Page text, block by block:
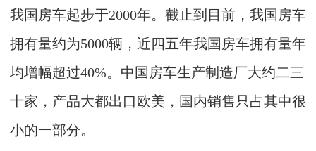
我国房车起步于2000年。截止到目前，我国房车
拥有量约为5000辆，近四五年我国房车拥有量年
均增幅超过40%。中国房车生产制造厂大约二三
十家，产品大都出口欧美，国内销售只占其中很
小的一部分。